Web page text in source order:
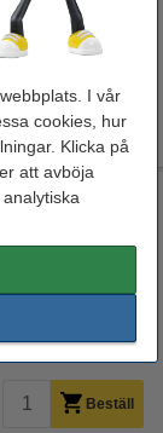
I vår
cookies, hur
Klicka på
att avböja
Pumpa [Star
Beställ